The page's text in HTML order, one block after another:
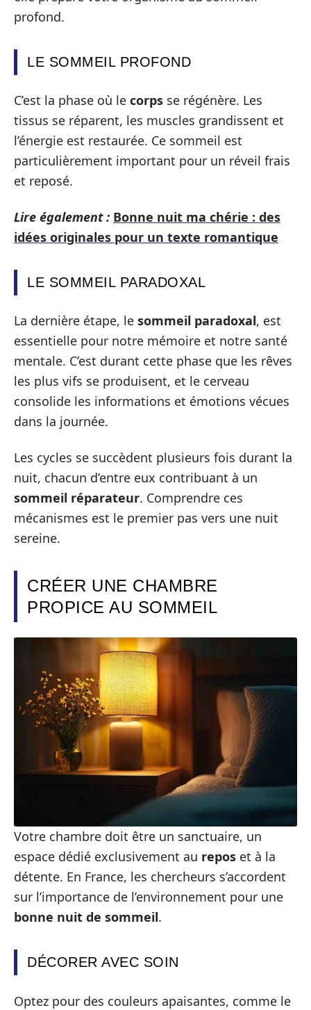
profond.
LE SOMMEIL PROFOND
C’est la phase où le corps se régénère. Les
tissus se réparent, les muscles grandissent et
l’énergie est restaurée. Ce sommeil est
particulièrement important pour un réveil frais
et reposé.
Lire également : Bonne nuit ma chérie : des
idées originales pour un texte romantique
LE SOMMEIL PARADOXAL
La dernière étape, le sommeil paradoxal, est
essentielle pour notre mémoire et notre santé
mentale. C’est durant cette phase que les rêves
les plus vifs se produisent, et le cerveau
consolide les informations et émotions vécues
dans la journée.
Les cycles se succèdent plusieurs fois durant la
nuit, chacun d’entre eux contribuant à un
sommeil réparateur. Comprendre ces
mécanismes est le premier pas vers une nuit
sereine.
CRÉER UNE CHAMBRE
PROPICE AU SOMMEIL
Votre chambre doit être un sanctuaire, un
espace dédié exclusivement au repos et à la
détente. En France, les chercheurs s’accordent
sur l’importance de l’environnement pour une
bonne nuit de sommeil.
DÉCORER AVEC SOIN
Optez pour des couleurs apaisantes, comme le